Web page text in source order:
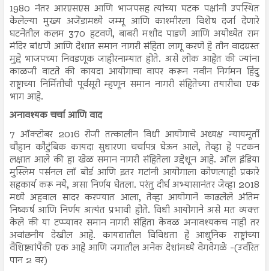
1980 नंतर आरएसएस आणि भाजपसह त्यांच्या घटक पक्षांनी उपस्थित
केलेल्या मुख्य अजेंडामध्ये जम्मू आणि काश्मीरला विशेष दर्जा देणारे
घटनेतील कलम 370 हटवणे, बाबरी मशीद पाडणे आणि अयोध्येत राम
मंदिर बांधणे आणि देशात समान नागरी संहिता लागू करणे हे तीन वादग्रस्त
मुद्दे भाजपच्या निवडणूक जाहीरनाम्यात होते. असे लोक आहेत की ज्यांना
काळजी वाटते की कायदा आयोगाचा वापर करून नवीन निर्गमन हिंदु
राष्ट्राच्या निर्मितीची पूर्वसूरी म्हणून समान नागरी संहितेच्या तयारीचा एक
भाग आहे.
अनावश्यक चर्चा आणि वाद
7 ऑक्टोबर 2016 रोजी तत्कालीन विधी आयोगाचे अध्यक्ष न्यायमूर्ती
चौहान कौटुंबिक कायदा सुधारणा चर्चापत्र घेऊन आले, तेव्हा हे पटकन
लक्षात आले की हा खेळ समान नागरी संहितेला उद्देशून आहे. ऑल इंडिया
मुस्लिम पर्सनल लॉ बोर्ड आणि इतर गटांनी आयोगाला कोणत्याही प्रकारे
सहकार्य करू नये, असा निर्णय घेतला. परंतु दीर्घ अभ्यासानंतर जेव्हा 2018
मध्ये अहवाल सादर करण्यात आला, तेव्हा आयोगाने काढलेले अंतिम
निष्कर्ष आणि निर्णय अत्यंत प्रभावी होते. विधी आयोगाने असे मत व्यक्त
केले की या टप्प्यावर समान नागरी संहिता केवळ अनावश्यकच नाही तर
अवांछनीय देखील आहे. कायद्यातील विविधता हे आधुनिक राष्ट्रांच्या
वैशिष्ट्यांपैकी एक आहे आणि जगातील अनेक देशांमध्ये वेगवेगळे -(उर्वरित
पान 2 वर)